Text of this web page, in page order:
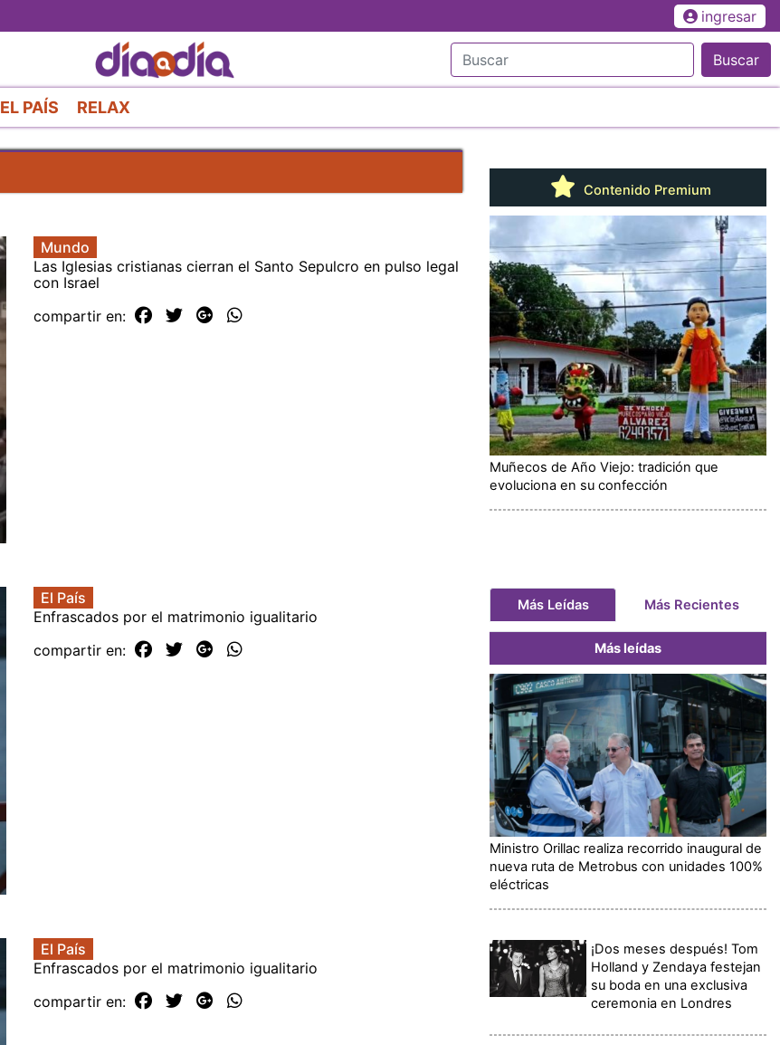
al
contenido
principal
ingresar
Buscar
EL PAÍS RELAX
Mundo
Las Iglesias cristianas cierran el Santo Sepulcro en pulso legal
con Israel
compartir en:
El País
Enfrascados por el matrimonio igualitario
compartir en:
El País
Enfrascados por el matrimonio igualitario
compartir en:
Contenido Premium
Muñecos de Año Viejo: tradición que
evoluciona en su confección
Más Leídas Más Recientes
Más leídas
Ministro Orillac realiza recorrido inaugural de
nueva ruta de Metrobus con unidades 100%
eléctricas
¡Dos meses después! Tom
Holland y Zendaya festejan
su boda en una exclusiva
ceremonia en Londres